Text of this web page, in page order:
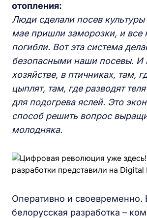
отопления:
Люди сделали посев культуры
мае пришли заморозки, и все
погибли. Вот эта система
безопасными наши посевы. И
хозяйстве, в птичниках, там,
цыплят, там, где разводят
для подогрева яслей. Это
способ решить вопрос
молодняка.
Оперативно и своевременно.
белорусская разработка –